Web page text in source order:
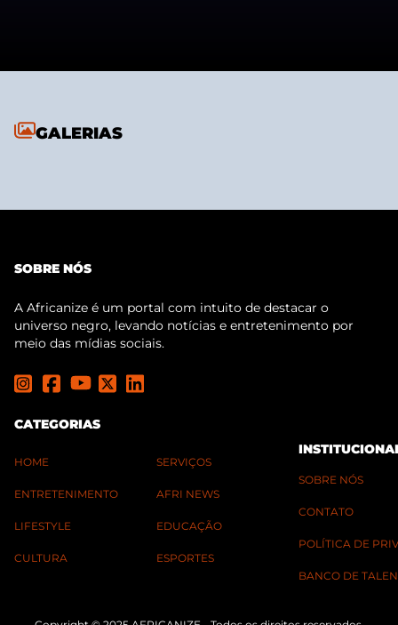
GALERIAS
SOBRE NÓS
A Africanize é um portal com intuito de destacar o
universo negro, levando notícias e entretenimento por
meio das mídias sociais.
CATEGORIAS
HOME
ENTRETENIMENTO
LIFESTYLE
CULTURA
SERVIÇOS
AFRI NEWS
EDUCAÇÃO
ESPORTES
SOBRE NÓS
CONTATO
POLÍTICA DE
BANCO DE